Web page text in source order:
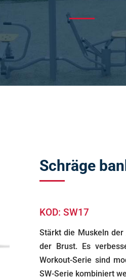
Adductor
Fahrrad
Sitzruderer
Tai Chi &
Schräge
KOD: SW17
Stärkt die Muskeln der
der Brust. Es
Workout-Serie sind
SW-Serie kombiniert